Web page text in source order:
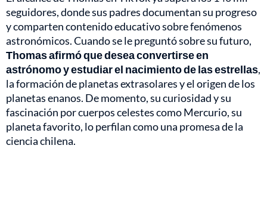
seguidores, donde sus padres documentan su progreso
y comparten contenido educativo sobre fenómenos
astronómicos. Cuando se le preguntó sobre su futuro,
Thomas afirmó que desea convertirse en
astrónomo y estudiar el nacimiento de las estrellas,
la formación de planetas extrasolares y el origen de los
planetas enanos. De momento, su curiosidad y su
fascinación por cuerpos celestes como Mercurio, su
planeta favorito, lo perfilan como una promesa de la
ciencia chilena.